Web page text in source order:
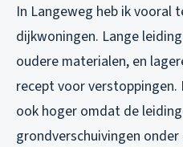
In Langeweg heb ik vooral
dijkwoningen. Lange
oudere materialen, en
recept voor verstoppingen.
ook hoger omdat de
grondverschuivingen